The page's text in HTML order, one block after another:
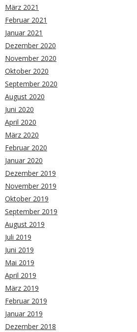
März 2021
Februar 2021
Januar 2021
Dezember 2020
November 2020
Oktober 2020
September 2020
August 2020
Juni 2020
April 2020
März 2020
Februar 2020
Januar 2020
Dezember 2019
November 2019
Oktober 2019
September 2019
August 2019
Juli 2019
Juni 2019
Mai 2019
April 2019
März 2019
Februar 2019
Januar 2019
Dezember 2018